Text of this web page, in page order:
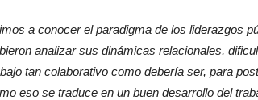
a conocer el paradigma de los liderazgos
analizar sus dinámicas relacionales,
tan colaborativo como debería ser, para
eso se traduce en un buen desarrollo del